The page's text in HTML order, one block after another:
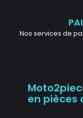
Nos services de
en pièces